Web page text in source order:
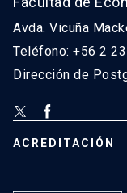
Avda. Vicuña
Teléfono: +56 2
Dirección de
ACREDITACIÓN